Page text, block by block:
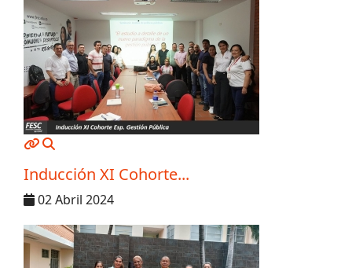
MOD_JTCS_VIEW_ARTICLE_LINK
Inducción XI Cohorte...
02 Abril 2024